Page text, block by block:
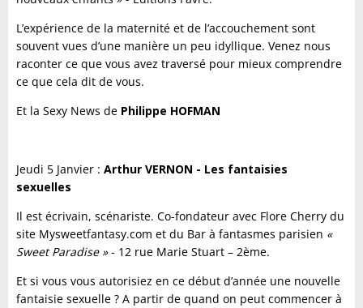
L’expérience de la maternité et de l’accouchement sont
souvent vues d’une manière un peu idyllique. Venez nous
raconter ce que vous avez traversé pour mieux comprendre
ce que cela dit de vous.
Et la Sexy News de Philippe HOFMAN
Jeudi 5 Janvier : Arthur VERNON - Les fantaisies
sexuelles
Il est écrivain, scénariste. Co-fondateur avec Flore Cherry du
site Mysweetfantasy.com et du Bar à fantasmes parisien «
Sweet Paradise »- 12 rue Marie Stuart – 2ème.
Et si vous vous autorisiez en ce début d’année une nouvelle
fantaisie sexuelle ? A partir de quand on peut commencer à